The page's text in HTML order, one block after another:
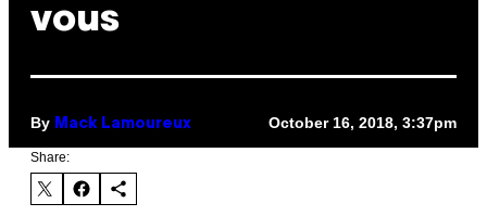
vous
By Mack Lamoureux October 16, 2018, 3:37pm
Share: